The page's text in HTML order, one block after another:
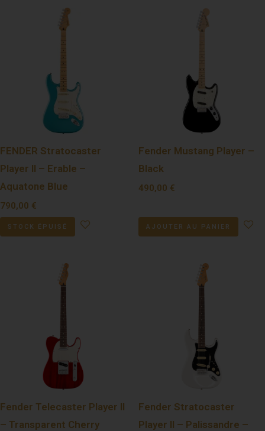
FENDER Stratocaster
Player II – Erable –
Aquatone Blue
790,00 €
STOCK ÉPUISÉ
Fender Mustang Player –
Black
490,00 €
AJOUTER AU PANIER
Fender Telecaster Player II
– Transparent Cherry
Fender Stratocaster
Player II – Palissandre –